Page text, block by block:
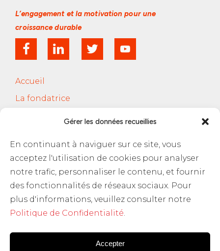
Gérer les données recueillies
En continuant à naviguer sur ce site, vous
acceptez l'utilisation de cookies pour analyser
notre trafic, personnaliser le contenu, et fournir
des fonctionnalités de réseaux sociaux. Pour
plus d'informations, veuillez consulter notre
Politique de Confidentialité.
Accepter
L’engagement et la motivationpour une
croissance durable
Accueil
La fondatrice
Blog Les RH
Contact
Politique de confidentialité